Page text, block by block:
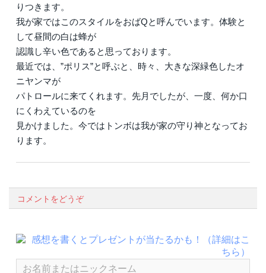
りつきます。
我が家ではこのスタイルをおばQと呼んでいます。体験と
して昼間の白は蜂が
認識し辛い色であると思っております。
最近では、”ポリス”と呼ぶと、時々、大きな深緑色したオ
ニヤンマが
パトロールに来てくれます。先月でしたが、一度、何か口
にくわえているのを
見かけました。今ではトンボは我が家の守り神となってお
ります。
コメントをどうぞ